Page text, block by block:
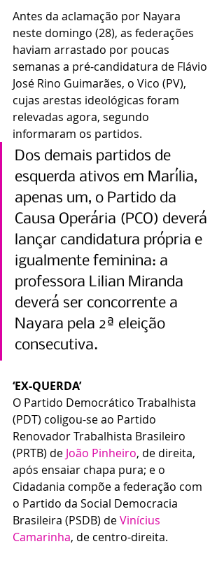
Antes da aclamação por Nayara
neste domingo (28), as federações
haviam arrastado por poucas
semanas a pré-candidatura de Flávio
José Rino Guimarães, o Vico (PV),
cujas arestas ideológicas foram
relevadas agora, segundo
informaram os partidos.
Dos demais partidos de
esquerda ativos em Marília,
apenas um, o Partido da
Causa Operária (PCO) deverá
lançar candidatura própria e
igualmente feminina: a
professora Lilian Miranda
deverá ser concorrente a
Nayara pela 2ª eleição
consecutiva.
‘EX-QUERDA’
O Partido Democrático Trabalhista
(PDT) coligou-se ao Partido
Renovador Trabalhista Brasileiro
(PRTB) de João Pinheiro, de direita,
após ensaiar chapa pura; e o
Cidadania compõe a federação com
o Partido da Social Democracia
Brasileira (PSDB) de Vinícius
Camarinha, de centro-direita.